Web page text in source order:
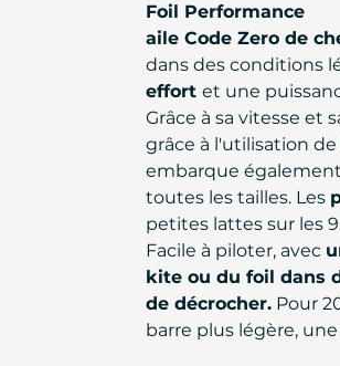
Foil Performance
aile Code Zero de
dans des conditions
effort et une
Grâce à sa vitesse
grâce à l'utilisation de
embarque
toutes les tailles. Les
petites lattes sur les
Facile à piloter, avec
kite ou du foil dans
de décrocher. Pour
barre plus légère,